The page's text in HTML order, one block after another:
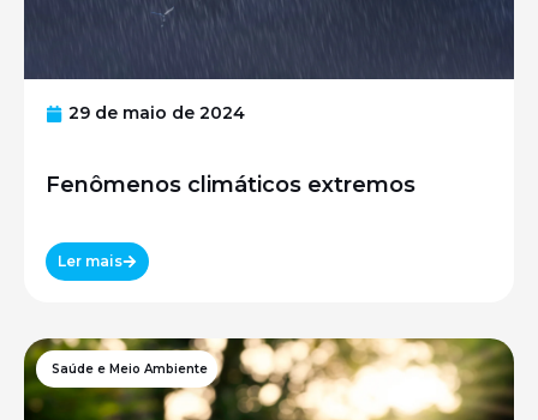
29 de maio de 2024
Fenômenos climáticos extremos
Ler mais
Saúde e Meio Ambiente